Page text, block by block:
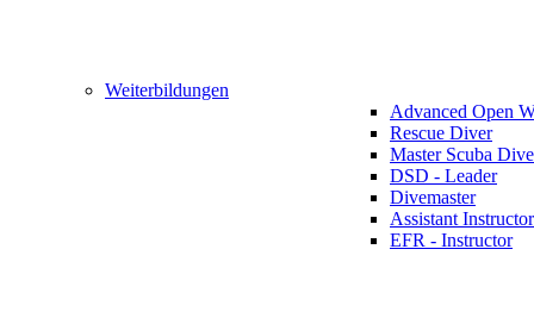
Weiterbildungen
Advanced Open
Rescue Diver
Master Scuba
DSD - Leader
Divemaster
Assistant Instructor
EFR - Instructor